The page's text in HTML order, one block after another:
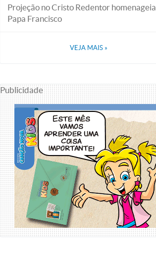
Projeção no Cristo Redentor homenageia
Papa Francisco
VEJA MAIS »
Publicidade